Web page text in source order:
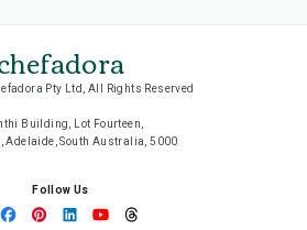
Pty Ltd, All Rights Reserved
Building, Lot Fourteen,
Adelaide, South Australia, 5000
Follow Us